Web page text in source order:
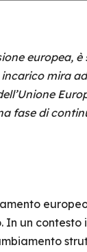
europea,
mira
fase di
un